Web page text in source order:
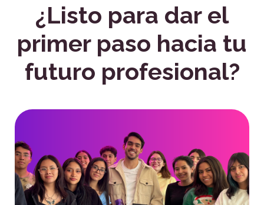
¿Listo para dar el
primer paso hacia tu
futuro profesional?